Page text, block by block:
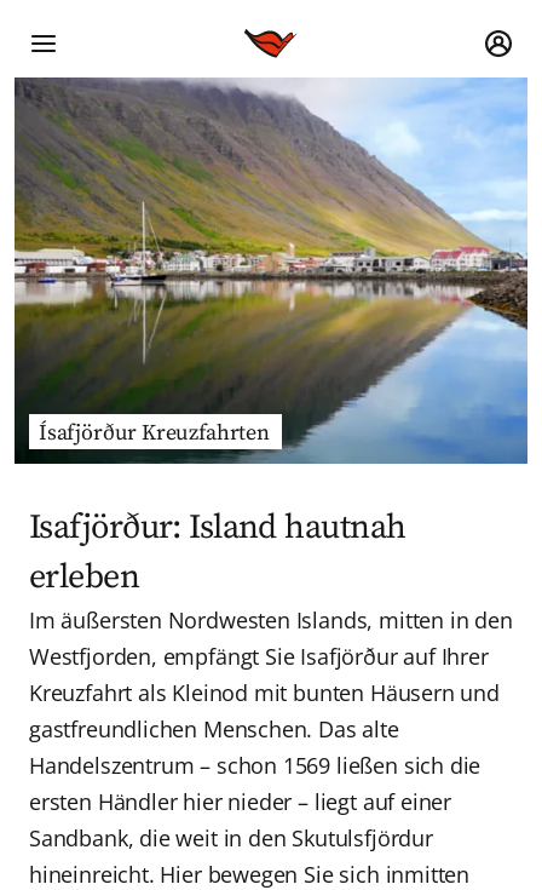
Ísafjörður Kreuzfahrten
Isafjörður: Island hautnah
erleben
Im äußersten Nordwesten Islands, mitten in den
Westfjorden, empfängt Sie Isafjörður auf Ihrer
Kreuzfahrt als Kleinod mit bunten Häusern und
gastfreundlichen Menschen. Das alte
Handelszentrum – schon 1569 ließen sich die
ersten Händler hier nieder – liegt auf einer
Sandbank, die weit in den Skutulsfjördur
hineinreicht. Hier bewegen Sie sich inmitten